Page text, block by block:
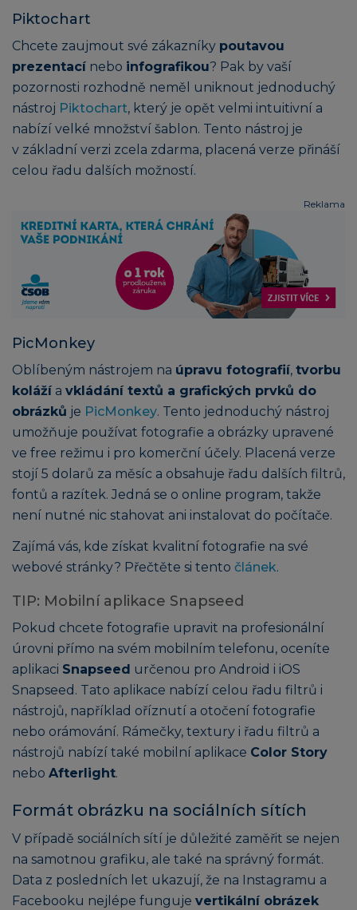
Piktochart
Chcete zaujmout své zákazníky poutavou
prezentací nebo infografikou? Pak by vaší
pozornosti rozhodně neměl uniknout jednoduchý
nástroj Piktochart, který je opět velmi intuitivní a
nabízí velké množství šablon. Tento nástroj je
v základní verzi zcela zdarma, placená verze přináší
celou řadu dalších možností.
Reklama
PicMonkey
Oblíbeným nástrojem na úpravu fotografií, tvorbu
koláží a vkládání textů a grafických prvků do
obrázků je PicMonkey. Tento jednoduchý nástroj
umožňuje používat fotografie a obrázky upravené
ve free režimu i pro komerční účely. Placená verze
stojí 5 dolarů za měsíc a obsahuje řadu dalších filtrů,
fontů a razítek. Jedná se o online program, takže
není nutné nic stahovat ani instalovat do počítače.
Zajímá vás, kde získat kvalitní fotografie na své
webové stránky? Přečtěte si tento článek.
TIP: Mobilní aplikace Snapseed
Pokud chcete fotografie upravit na profesionální
úrovni přímo na svém mobilním telefonu, oceníte
aplikaci Snapseed určenou pro Android i iOS
Snapseed. Tato aplikace nabízí celou řadu filtrů i
nástrojů, například oříznutí a otočení fotografie
nebo orámování. Rámečky, textury i řadu filtrů a
nástrojů nabízí také mobilní aplikace Color Story
nebo Afterlight.
Formát obrázku na sociálních sítích
V případě sociálních sítí je důležité zaměřit se nejen
na samotnou grafiku, ale také na správný formát.
Data z posledních let ukazují, že na Instagramu a
Facebooku nejlépe funguje vertikální obrázek